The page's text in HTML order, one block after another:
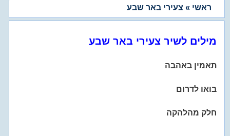
ראשי » צעירי באר שבע
מילים לשיר צעירי באר שבע
תאמין באהבה
בואו לדרום
חלק מהלהקה